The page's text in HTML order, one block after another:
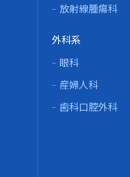
放射線腫瘍科
外科系
眼科
産婦人科
歯科口腔外科